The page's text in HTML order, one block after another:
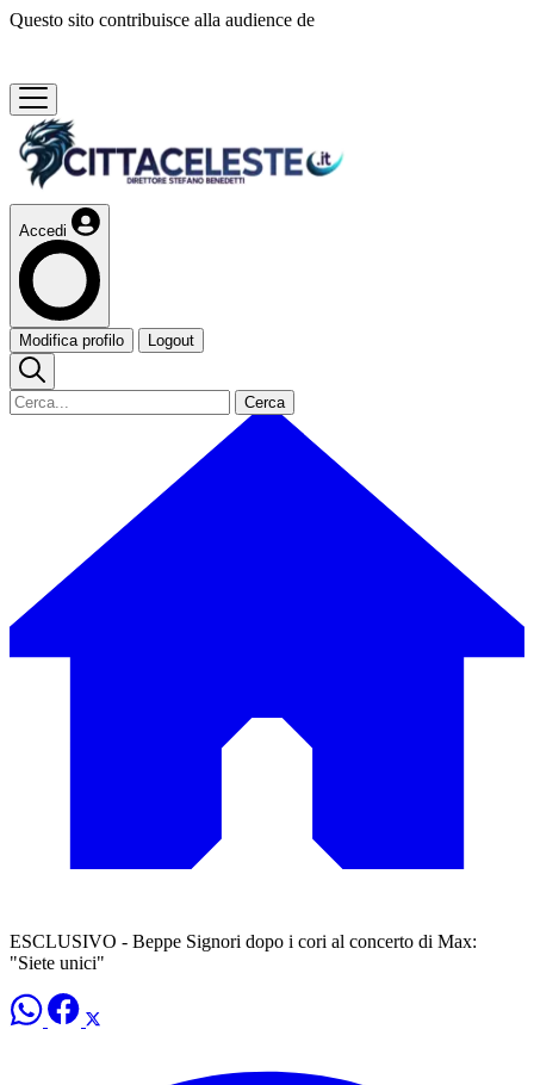
Questo sito contribuisce alla audience de
Accedi
Modifica profilo Logout
Cerca
ESCLUSIVO - Beppe Signori dopo i cori al concerto di Max:
"Siete unici"